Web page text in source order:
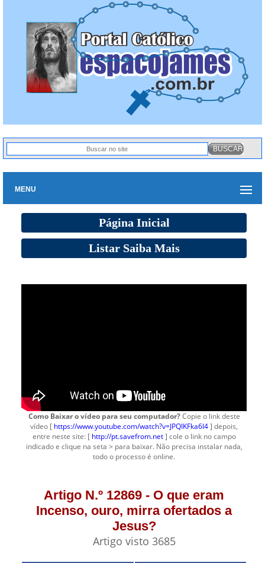
MENU
Página Inicial
Listar Saiba Mais
Como Baixar o vídeo para seu computador?Copie o link deste
vídeo [ https://www.youtube.com/watch?v=JPQIKFka6l4] depois,
entre neste site: [ http://pt.savefrom.net] cole o link no campo
indicado e clique na seta > para baixar. Não precisa instalar nada,
todo o processo é online.
Artigo N.º 12869 - O que eram
Incenso, ouro, mirra ofertados a
Jesus?
Artigo visto 3685